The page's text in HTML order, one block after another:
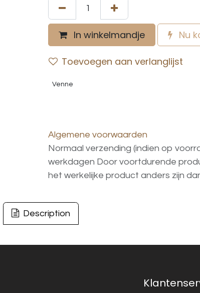
In winkelmandje Nu
Toevoegen aan verlanglijst
Venne
Algemene voorwaarden
Normaal verzending (indien op
werkdagen Door voortdurende
het werkelijke product anders zijn
Description